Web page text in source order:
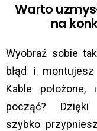
Warto
na
Wyobraź sobie
błąd i
Kable
począć? Dzięki
szybko